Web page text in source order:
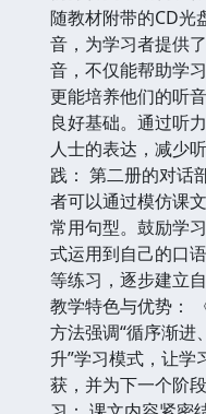
随教材附带的CD光
音，为学习者提供
音，不仅能帮助学
更能培养他们的听
良好基础。通过听
人士的表达，减少
践： 第二册的对话
者可以通过模仿课
常用句型。鼓励学
式运用到自己的口
等练习，逐步建立
教学特色与优势：
方法强调“循序渐进
升”学习模式，让学
获，并为下一个阶